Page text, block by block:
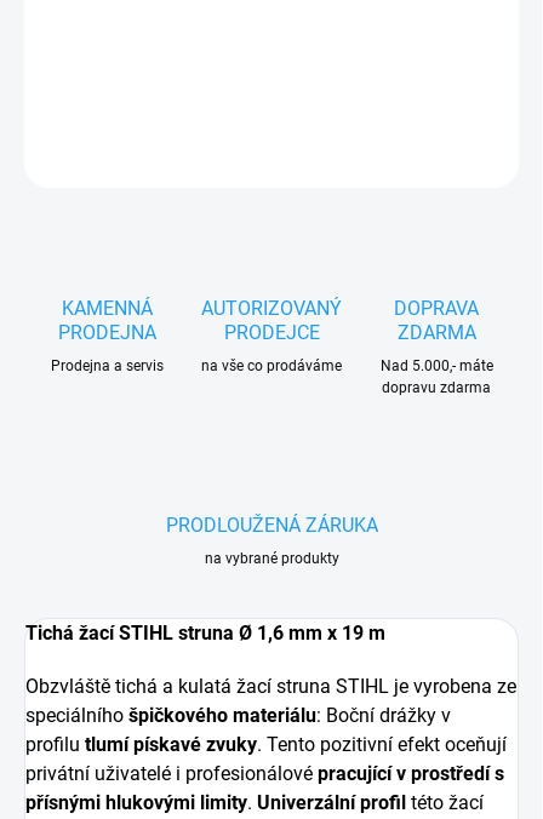
KAMENNÁ
PRODEJNA
Prodejna a servis
AUTORIZOVANÝ
PRODEJCE
na vše co prodáváme
DOPRAVA
ZDARMA
Nad 5.000,- máte
dopravu zdarma
PRODLOUŽENÁ ZÁRUKA
na vybrané produkty
Tichá žací STIHL struna Ø 1,6 mm x 19 m
Obzvláště tichá a kulatá žací struna STIHL je vyrobena ze
speciálního špičkového materiálu: Boční drážky v
profilu tlumí pískavé zvuky. Tento pozitivní efekt oceňují
privátní uživatelé i profesionálové pracující v prostředí s
přísnými hlukovými limity. Univerzální profil této žací